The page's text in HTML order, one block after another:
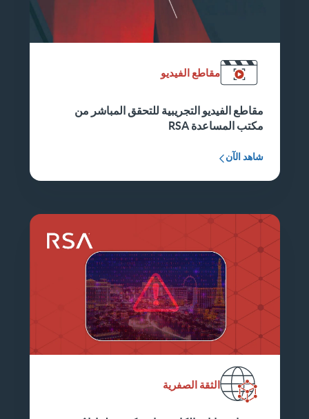
مقاطع الفيديو
مقاطع الفيديو التجريبية للتحقق المباشر من
مكتب المساعدة RSA
شاهد الآن
الثقة الصفرية